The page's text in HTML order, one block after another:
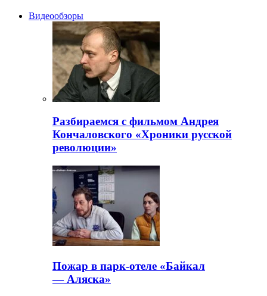
Видеообзоры
Разбираемся с фильмом Андрея
Кончаловского «Хроники русской
революции»
Пожар в парк-отеле «Байкал
— Аляска»